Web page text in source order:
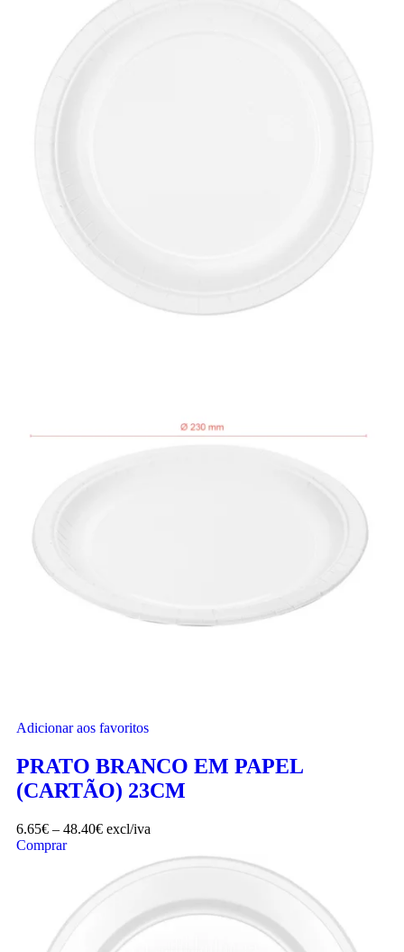
Adicionar aos favoritos
PRATO BRANCO EM PAPEL
(CARTÃO) 23CM
6.65€ – 48.40€ excl/iva
Comprar